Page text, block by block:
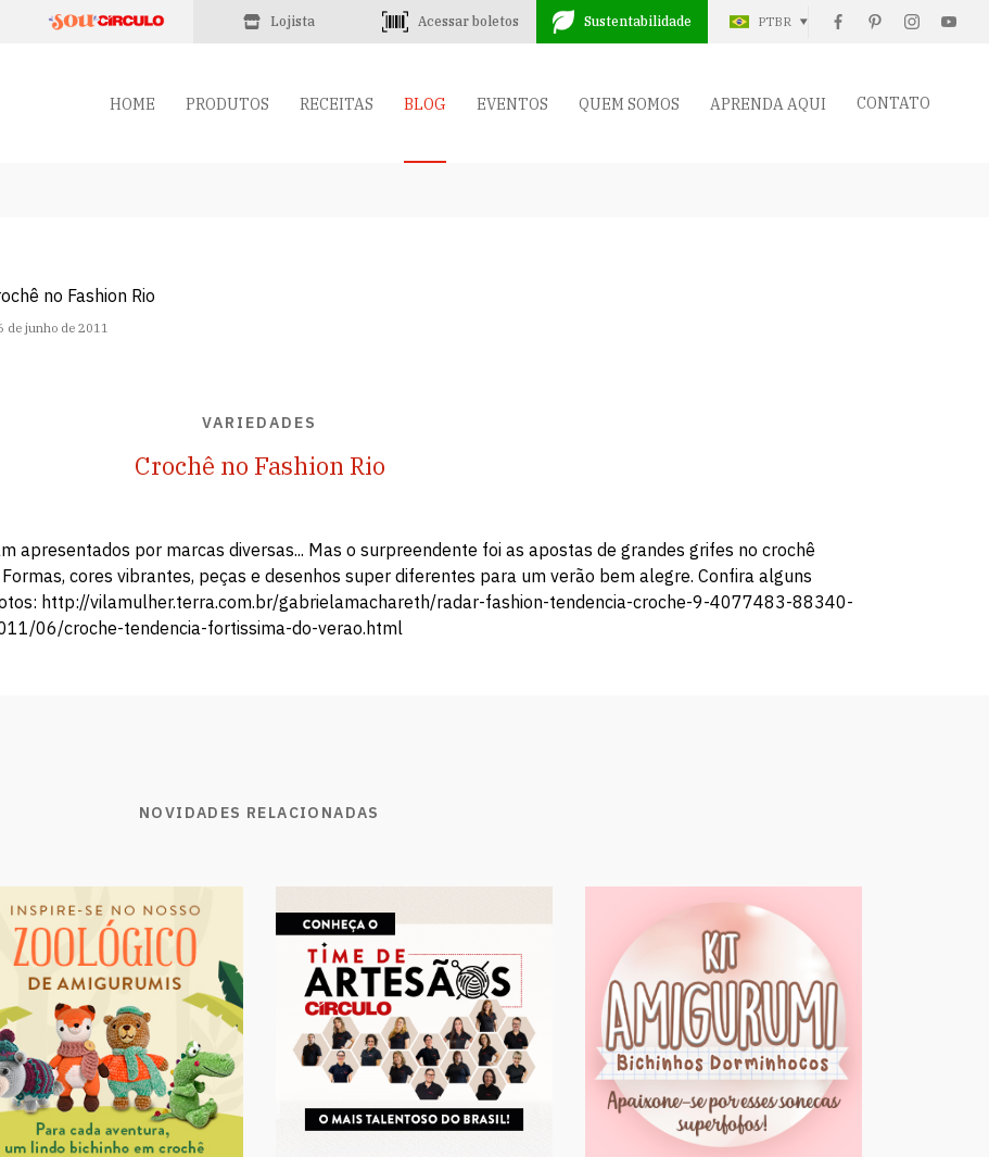
Lojista Acessar boletos Sustentabilidade PTBR
HOME PRODUTOS RECEITAS BLOG EVENTOS QUEM SOMOS APRENDA AQUI CONTATO
de junho de 2011
VARIEDADES
Crochê no Fashion Rio
apresentados por marcas diversas... Mas o surpreendente foi as apostas de grandes grifes no crochê
cores vibrantes, peças e desenhos super diferentes para um verão bem alegre. Confira alguns
http://vilamulher.terra.com.br/gabrielamachareth/radar-fashion-tendencia-croche-9-4077483-88340-
06/croche-tendencia-fortissima-do-verao.html
NOVIDADES RELACIONADAS